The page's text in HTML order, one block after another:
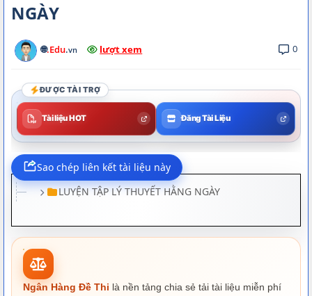
NGÀY
🌐.Edu.vn lượt xem 0
ĐƯỢC TÀI TRỢ
Tài liệu HOT Đăng Tài Liệu
LUYỆN TẬP LÝ THUYẾT HẰNG NGÀY
Thanh Tra Kiến Thức - Học Sinh Lớp 12 -
Thầy VNA.mp4
Thầy VNA.mp4
Ngân Hàng Đề Thi là nền tảng chia sẻ tải tài liệu miễn phí